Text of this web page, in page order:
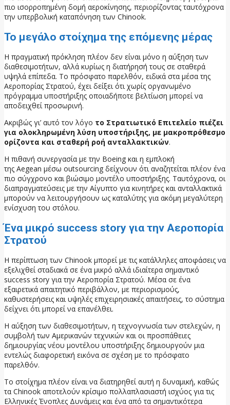
πιο ισορροπημένη δομή αεροκίνησης, περιορίζοντας ταυτόχρονα
την υπερβολική καταπόνηση των Chinook.
Το μεγάλο στοίχημα της επόμενης μέρας
Η πραγματική πρόκληση πλέον δεν είναι μόνο η αύξηση των
διαθεσιμοτήτων, αλλά κυρίως η διατήρησή τους σε σταθερά
υψηλά επίπεδα. Το πρόσφατο παρελθόν, ειδικά στα μέσα της
Αεροπορίας Στρατού, έχει δείξει ότι χωρίς οργανωμένο
πρόγραμμα υποστήριξης οποιαδήποτε βελτίωση μπορεί να
αποδειχθεί προσωρινή.
Ακριβώς γι’ αυτό τον λόγο το Στρατιωτικό Επιτελείο πιέζει
για ολοκληρωμένη λύση υποστήριξης, με μακροπρόθεσμο
ορίζοντα και σταθερή ροή ανταλλακτικών.
Η πιθανή συνεργασία με την Boeing και η εμπλοκή
της Aegean μέσω outsourcing δείχνουν ότι αναζητείται πλέον ένα
πιο σύγχρονο και βιώσιμο μοντέλο υποστήριξης. Ταυτόχρονα, οι
διαπραγματεύσεις με την Αίγυπτο για κινητήρες και ανταλλακτικά
μπορούν να λειτουργήσουν ως καταλύτης για ακόμη μεγαλύτερη
ενίσχυση του στόλου.
Ένα μικρό success story για την Αεροπορία
Στρατού
Η περίπτωση των Chinook μπορεί με τις κατάλληλες αποφάσεις να
εξελιχθεί σταδιακά σε ένα μικρό αλλά ιδιαίτερα σημαντικό
success story για την Αεροπορία Στρατού. Μέσα σε ένα
εξαιρετικά απαιτητικό περιβάλλον, με περιορισμούς,
καθυστερήσεις και υψηλές επιχειρησιακές απαιτήσεις, το σύστημα
δείχνει ότι μπορεί να επανέλθει.
Η αύξηση των διαθεσιμοτήτων, η τεχνογνωσία των στελεχών, η
συμβολή των Αμερικανών τεχνικών και οι προσπάθειες
δημιουργίας νέου μοντέλου υποστήριξης δημιουργούν μια
εντελώς διαφορετική εικόνα σε σχέση με το πρόσφατο
παρελθόν.
Το στοίχημα πλέον είναι να διατηρηθεί αυτή η δυναμική, καθώς
τα Chinook αποτελούν κρίσιμο πολλαπλασιαστή ισχύος για τις
Ελληνικές Ένοπλες Δυνάμεις και ένα από τα σημαντικότερα